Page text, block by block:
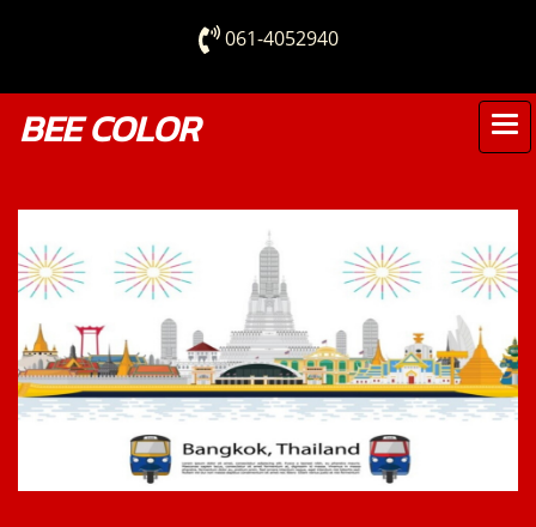
061-4052940
BEE COLOR
บีคัลเลอร์ดีไซน์แอนด์ปริ้นติ้ง